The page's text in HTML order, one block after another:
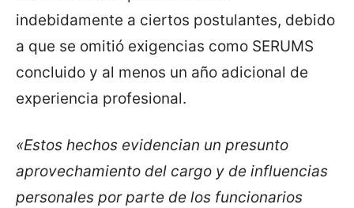
indebidamente a ciertos postulantes, debido
a que se omitió exigencias como SERUMS
concluido y al menos un año adicional de
experiencia profesional.
«Estos hechos evidencian un presunto
aprovechamiento del cargo y de influencias
personales por parte de los funcionarios